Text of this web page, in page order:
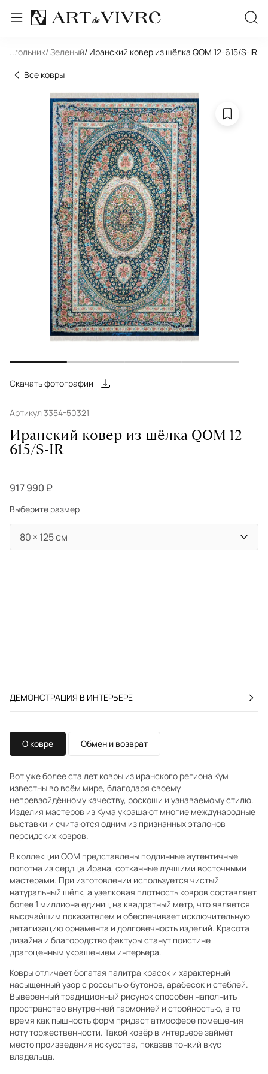
... / Зеленый/ Иранский ковер из шёлка QOM 12-615/S-IR
Все ковры
Скачать фотографии
Артикул 3354-50321
Иранский ковер из шёлка QOM 12-
615/S-IR
917 990 ₽
Выберите размер
ДЕМОНСТРАЦИЯ В ИНТЕРЬЕРЕ
О ковре Обмен и возврат
Вот уже более ста лет ковры из иранского региона Кум
известны во всём мире, благодаря своему
непревзойдённому качеству, роскоши и узнаваемому стилю.
Изделия мастеров из Кума украшают многие международные
выставки и считаются одним из признанных эталонов
персидских ковров.
В коллекции QOM представлены подлинные аутентичные
полотна из сердца Ирана, сотканные лучшими восточными
мастерами. При изготовлении используется чистый
натуральный шёлк, а узелковая плотность ковров составляет
более 1 миллиона единиц на квадратный метр, что является
высочайшим показателем и обеспечивает исключительную
детализацию орнамента и долговечность изделий. Красота
дизайна и благородство фактуры станут поистине
драгоценным украшением интерьера.
Ковры отличает богатая палитра красок и характерный
насыщенный узор с россыпью бутонов, арабесок и стеблей.
Выверенный традиционный рисунок способен наполнить
пространство внутренней гармонией и стройностью, в то
время как пышность форм придаст атмосфере помещения
ноту торжественности. Такой ковёр в интерьере займёт
место произведения искусства, показав тонкий вкус
владельца.